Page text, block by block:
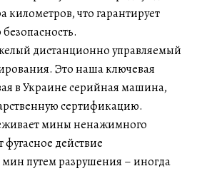
километров, что гарантирует
дистанционно управляемый
Это наша ключевая
в Украине серийная машина,
сертификацию.
мины ненажимного
действие
путем разрушения – иногда